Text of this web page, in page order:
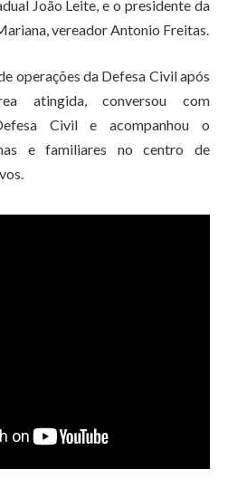
João Leite, e o presidente da
vereador Antonio Freitas.
operações da Defesa Civil após
atingida, conversou com
Civil e acompanhou o
e familiares no centro de